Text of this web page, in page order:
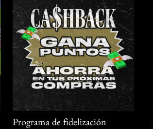
Programa de fidelización